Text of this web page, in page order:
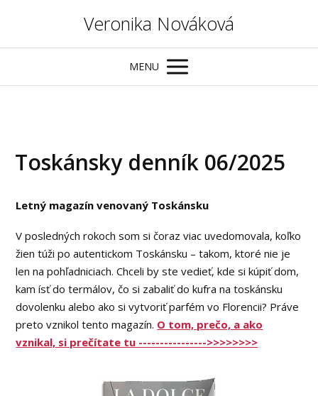
Veronika Nováková
MENU
Toskánsky denník 06/2025
Letný magazín venovaný Toskánsku
V posledných rokoch som si čoraz viac uvedomovala, koľko
žien túži po autentickom Toskánsku – takom, ktoré nie je
len na pohľadniciach. Chceli by ste vedieť, kde si kúpiť dom,
kam ísť do termálov, čo si zabaliť do kufra na toskánsku
dovolenku alebo ako si vytvoriť parfém vo Florencii? Práve
preto vznikol tento magazín. O tom, prečo, a ako
vznikal, si prečítate tu ---------------->>>>>>>>